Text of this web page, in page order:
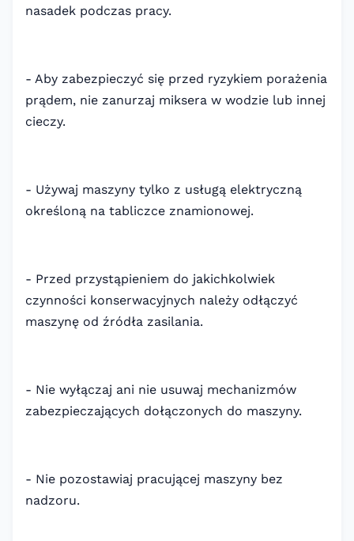
nasadek podczas pracy.
- Aby zabezpieczyć się przed ryzykiem porażenia
prądem, nie zanurzaj miksera w wodzie lub innej
cieczy.
- Używaj maszyny tylko z usługą elektryczną
określoną na tabliczce znamionowej.
- Przed przystąpieniem do jakichkolwiek
czynności konserwacyjnych należy odłączyć
maszynę od źródła zasilania.
- Nie wyłączaj ani nie usuwaj mechanizmów
zabezpieczających dołączonych do maszyny.
- Nie pozostawiaj pracującej maszyny bez
nadzoru.